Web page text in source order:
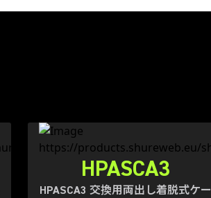
HPASCA3
HPASCA3 交換用両出し着脱式ケー